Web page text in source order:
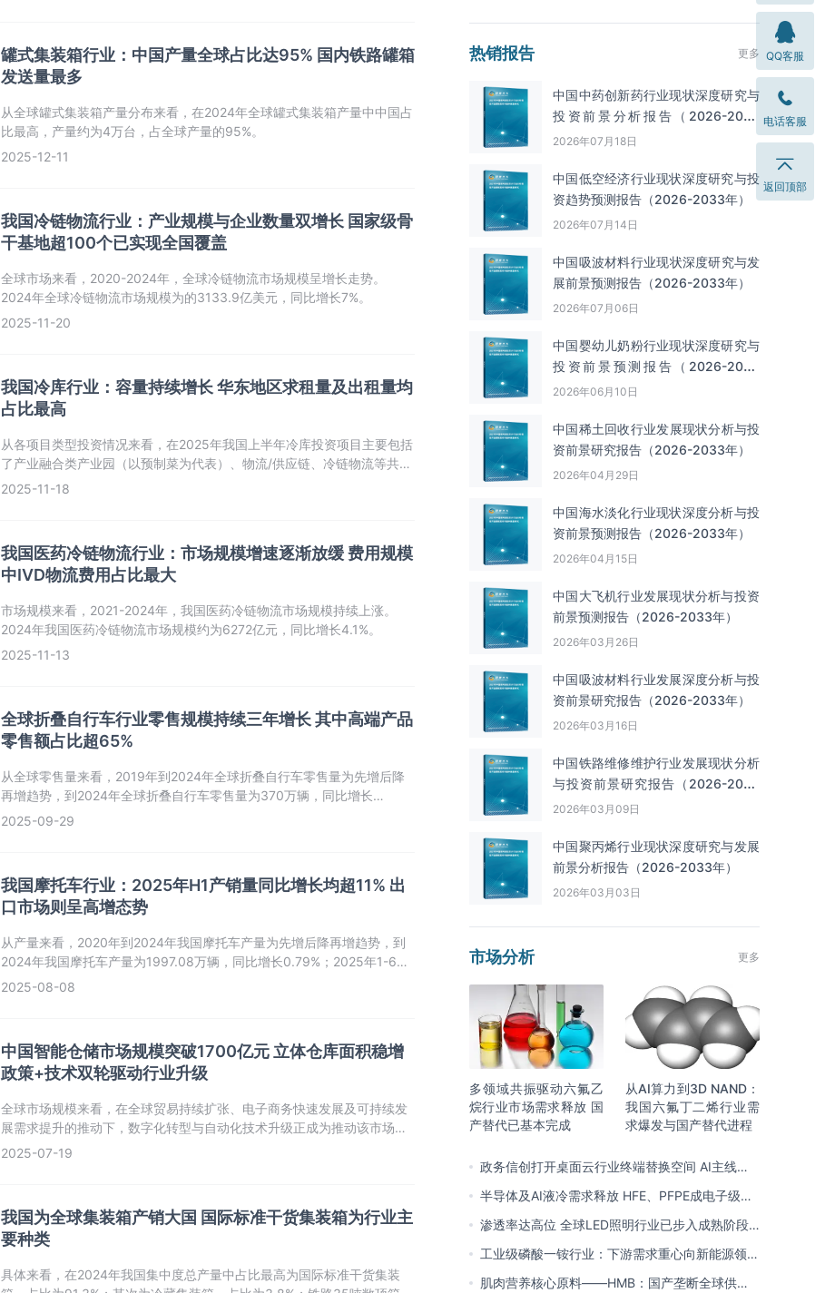
罐式集装箱行业：中国产量全球占比达95% 国内铁路罐箱
发送量最多
从全球罐式集装箱产量分布来看，在2024年全球罐式集装箱产量中中国占
比最高，产量约为4万台，占全球产量的95%。
2025-12-11
我国冷链物流行业：产业规模与企业数量双增长 国家级骨
干基地超100个已实现全国覆盖
全球市场来看，2020-2024年，全球冷链物流市场规模呈增长走势。
2024年全球冷链物流市场规模为的3133.9亿美元，同比增长7%。
2025-11-20
我国冷库行业：容量持续增长 华东地区求租量及出租量均
占比最高
从各项目类型投资情况来看，在2025年我国上半年冷库投资项目主要包括
了产业融合类产业园（以预制菜为代表）、物流/供应链、冷链物流等共
233个项目。其中占比最高的为冷链物流项目，数量为共计90个，占比为
2025-11-18
我国医药冷链物流行业：市场规模增速逐渐放缓 费用规模
中IVD物流费用占比最大
市场规模来看，2021-2024年，我国医药冷链物流市场规模持续上涨。
2024年我国医药冷链物流市场规模约为6272亿元，同比增长4.1%。
2025-11-13
全球折叠自行车行业零售规模持续三年增长 其中高端产品
零售额占比超65%
从全球零售量来看，2019年到2024年全球折叠自行车零售量为先增后降
再增趋势，到2024年全球折叠自行车零售量为370万辆，同比增长
32.1%。
2025-09-29
我国摩托车行业：2025年H1产销量同比增长均超11% 出
口市场则呈高增态势
从产量来看，2020年到2024年我国摩托车产量为先增后降再增趋势，到
2024年我国摩托车产量为1997.08万辆，同比增长0.79%；2025年1-6月
我国摩托车产量为1061.41万辆，同比增长11.83%。
2025-08-08
中国智能仓储市场规模突破1700亿元 立体仓库面积稳增
政策+技术双轮驱动行业升级
全球市场规模来看，在全球贸易持续扩张、电子商务快速发展及可持续发
展需求提升的推动下，数字化转型与自动化技术升级正成为推动该市场增
长的核心动力，全球仓储自动化解决方案市场不断增长。2024年全球仓储
2025-07-19
我国为全球集装箱产销大国 国际标准干货集装箱为行业主
要种类
具体来看，在2024年我国集中度总产量中占比最高为国际标准干货集装
热销报告 更多
中国中药创新药行业现状深度研究与
投资前景分析报告（2026-2033
年）
2026年07月18日
中国低空经济行业现状深度研究与投
资趋势预测报告（2026-2033年）
2026年07月14日
中国吸波材料‌‌‌行业现状深度研究与发
展前景预测报告（2026-2033年）
2026年07月06日
中国婴幼儿奶粉行业现状深度研究与
投资前景预测报告（2026-2033
年）
2026年06月10日
中国‌‌稀土回收‌‌行业发展现状分析与投
资前景研究报告（2026-2033年）
2026年04月29日
中国海水淡化行业现状深度分析与投
资前景预测报告（2026-2033年）
2026年04月15日
中国大飞机行业发展现状分析与投资
前景预测报告（2026-2033年）
2026年03月26日
中国吸波材料行业发展深度分析与投
资前景研究报告（2026-2033年）
2026年03月16日
中国铁路维修维护行业发展现状分析
与投资前景研究报告（2026-2033
年）
2026年03月09日
中国聚丙烯行业现状深度研究与发展
前景分析报告（2026-2033年）
2026年03月03日
市场分析 更多
多领域共振驱动六氟乙
烷行业市场需求释放 国
产替代已基本完成
从AI算力到3D NAND：
我国六氟丁二烯行业需
求爆发与国产替代进程
政务信创打开桌面云行业终端替换空间 AI主线重
塑竞争逻辑 中国本土厂商全面反超
半导体及AI液冷需求释放 HFE、PFPE成电子级氟
化液行业主流 3M退场下国产高端突破加速
渗透率达高位 全球LED照明行业已步入成熟阶段
未来将向集成化、智能化方向演进
工业级磷酸一铵行业：下游需求重心向新能源领域
转移 产业链一体化趋势清晰
肌肉营养核心原料——HMB：国产垄断全球供给
QQ客服
电话客服
返回顶部